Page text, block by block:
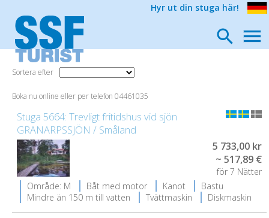
Hyr ut din stuga här!
Sortera efter
Boka nu online eller per telefon 04461035
Stuga 5664: Trevligt fritidshus vid sjön
GRANARPSSJÖN / Småland
5 733,00 kr
~ 517,89 €
för 7 Nätter
Område: M
Båt med motor Kanot
Bastu
Mindre än 150 m till vatten
Tvättmaskin Diskmaskin